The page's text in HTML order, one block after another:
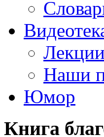
Наши
Юмор
Книга